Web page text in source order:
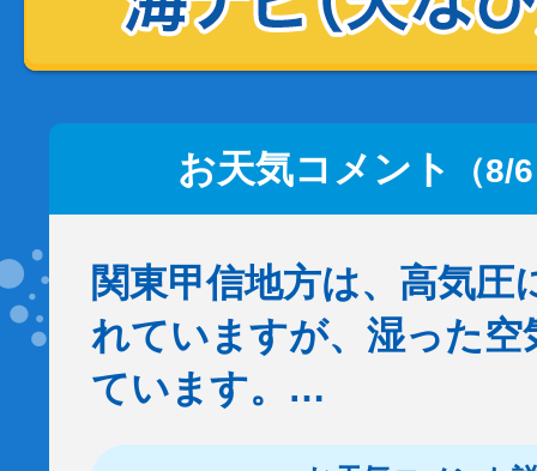
お天気コメント （8/
関東甲信地方は、高気圧
れていますが、湿った空
ています。…